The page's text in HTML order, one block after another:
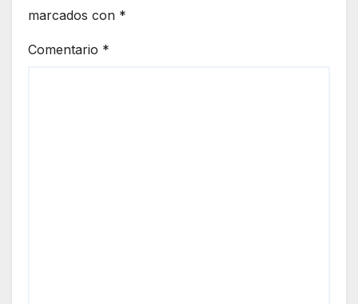
marcados con *
Comentario *